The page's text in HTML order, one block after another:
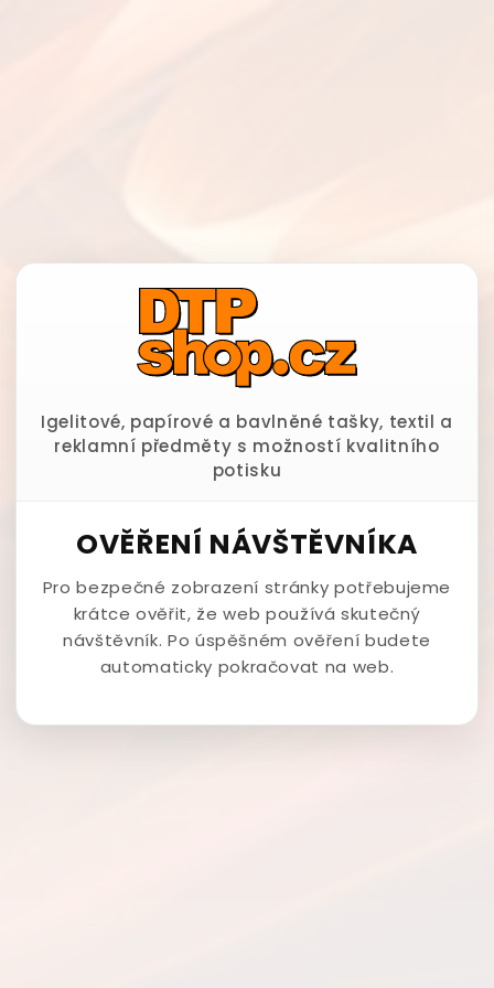
Igelitové, papírové a bavlněné tašky, textil a
reklamní předměty s možností kvalitního
potisku
OVĚŘENÍ NÁVŠTĚVNÍKA
Pro bezpečné zobrazení stránky potřebujeme
krátce ověřit, že web používá skutečný
návštěvník. Po úspěšném ověření budete
automaticky pokračovat na web.